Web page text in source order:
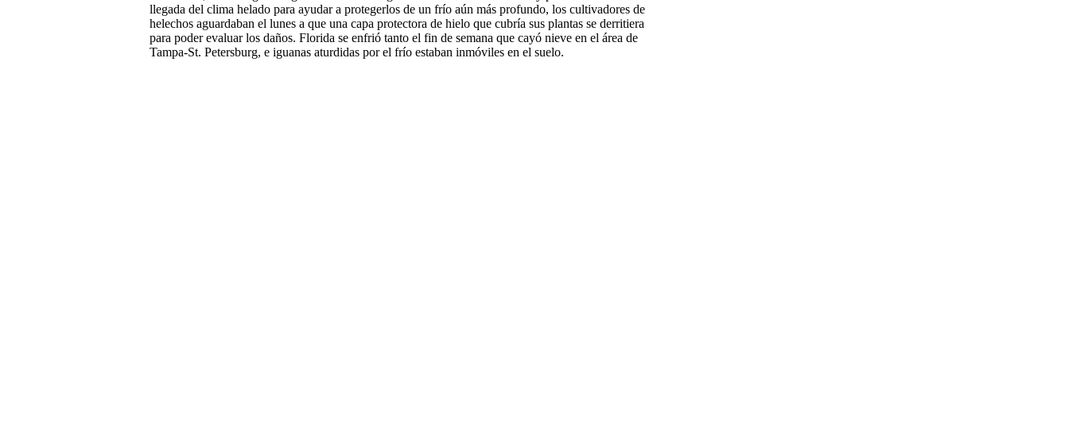
llegada del clima helado para ayudar a protegerlos de un frío aún más profundo, los cultivadores de
helechos aguardaban el lunes a que una capa protectora de hielo que cubría sus plantas se derritiera
para poder evaluar los daños. Florida se enfrió tanto el fin de semana que cayó nieve en el área de
Tampa-St. Petersburg, e iguanas aturdidas por el frío estaban inmóviles en el suelo.